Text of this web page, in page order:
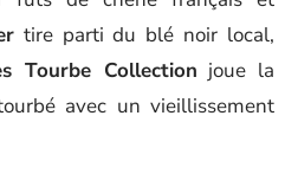
tire parti du blé noir local,
Tourbe Collection joue la
avec un vieillissement